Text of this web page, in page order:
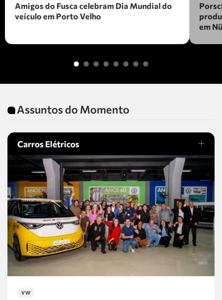
Amigos do Fusca celebram Dia Mundial do
veículo em Porto Velho
em
Assuntos do Momento
Carros Elétricos
VW